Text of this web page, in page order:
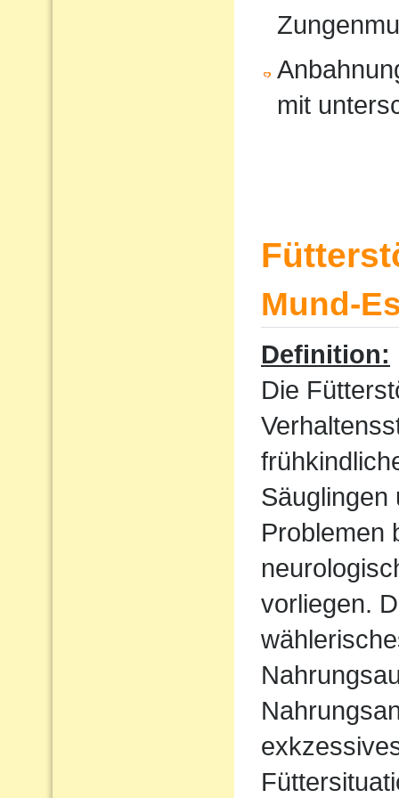
mit
Mund-
Definition:
Die
Säuglingen
Problemen
vorliegen.